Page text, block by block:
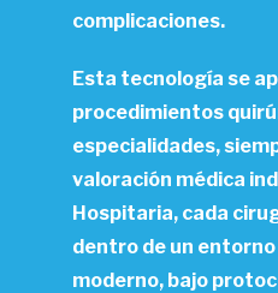
complicaciones.
Esta tecnología se
procedimientos
especialidades,
valoración médica
Hospitaria, cada
dentro de un
moderno, bajo